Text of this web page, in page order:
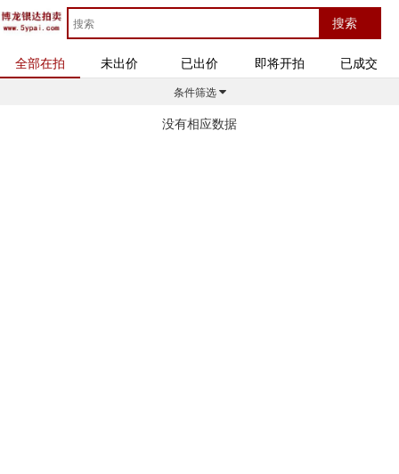
全部在拍 未出价 已出价 即将开拍 已成交
条件筛选
没有相应数据